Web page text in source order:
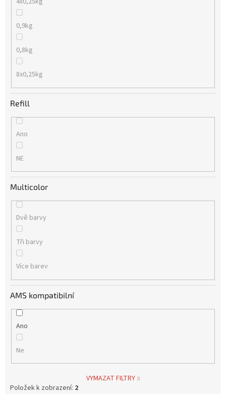
0,9kg
0,8kg
8x0,25kg
Refill
Ano
NE
Multicolor
Dvě barvy
Tři barvy
Více barev
AMS kompatibilní
Ano
Ne
VYMAZAT FILTRY
Položek k zobrazení: 2